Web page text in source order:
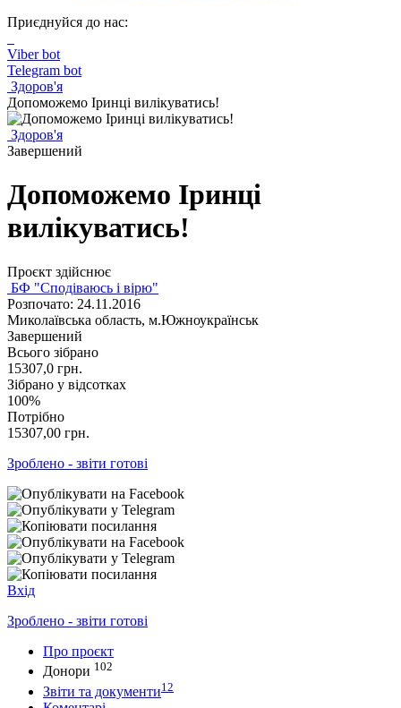
Приєднуйся до нас:
Viber bot
Telegram bot
Здоров'я
Допоможемо Іринці вилікуватись!
Здоров'я
Завершений
Допоможемо Іринці
вилікуватись!
Проєкт здійснює
БФ "Сподіваюсь і вірю"
Розпочато: 24.11.2016
Миколаївська область, м.Южноукраїнськ
Завершений
Всього зібрано
15307,0 грн.
Зібрано у відсотках
100%
Потрібно
15307,00 грн.
Зроблено - звіти готові
Вхід
Зроблено - звіти готові
Про проєкт
Донори 102
Звіти та документи12